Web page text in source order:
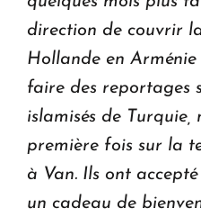
direction de couvrir
Hollande en
faire des reportages
islamisés de
première fois sur la
à Van. Ils ont
un cadeau de